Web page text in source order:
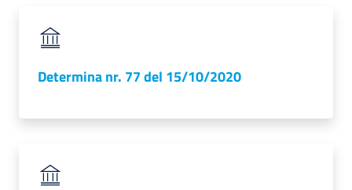
Determina nr. 77 del 15/10/2020